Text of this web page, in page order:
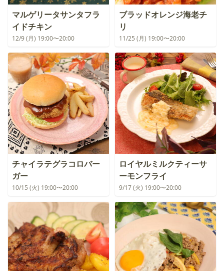
マルゲリータサンタフラ
イドチキン
12/9 (月) 19:00〜20:00
ブラッドオレンジ海老チ
リ
11/25 (月) 19:00〜20:00
チャイラテグラコロバー
ガー
10/15 (火) 19:00〜20:00
ロイヤルミルクティーサ
ーモンフライ
9/17 (火) 19:00〜20:00